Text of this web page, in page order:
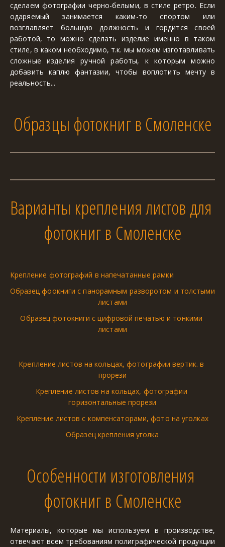
сделаем фотографии черно-белыми, в стиле ретро. Если
одаряемый занимается каким-то спортом или
возглавляет большую должность и гордится своей
работой, то можно сделать изделие именно в таком
стиле, в каком необходимо, т.к. мы можем изготавливать
сложные изделия ручной работы, к которым можно
добавить каплю фантазии, чтобы воплотить мечту в
реальность...
Образцы фотокниг в Смоленске
Варианты крепления листов для
фотокниг в Смоленске
Крепление фотографий в напечатанные рамки
Образец фоокниги с панорамным разворотом и толстыми
листами
Образец фотокниги с цифровой печатью и тонкими
листами
Крепление листов на кольцах, фотографии вертик. в
прорези
Крепление листов на кольцах, фотографии
горизонтальные прорези
Крепление листов с компенсаторами, фото на уголках
Образец крепления уголка
Особенности изготовления
фотокниг в Смоленске
Материалы, которые мы используем в производстве,
отвечают всем требованиям полиграфической продукции